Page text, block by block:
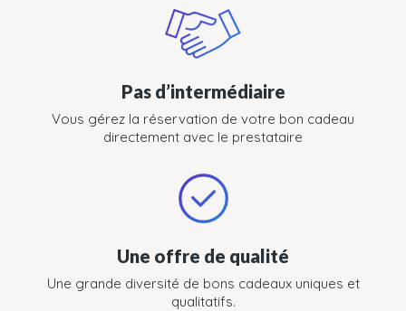
Pas d’intermédiaire
Vous gérez la réservation de votre bon cadeau
directement avec le prestataire
Une offre de qualité
Une grande diversité de bons cadeaux uniques et
qualitatifs.